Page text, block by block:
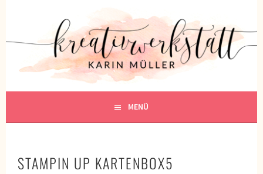
KREATIVWERKSTATT
KREATIV SEIN
MENÜ
STAMPIN UP KARTENBOX5